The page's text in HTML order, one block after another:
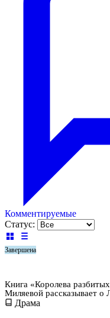
Комментируемые
Статус:
Завершена
Книга «Королева
Миляевой рассказывает о
Драма